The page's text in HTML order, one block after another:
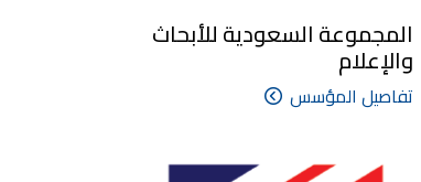
المجموعة السعودية للأبحاث
والإعلام
تفاصيل المؤسس